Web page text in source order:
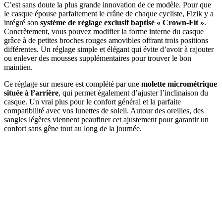
C’est sans doute la plus grande innovation de ce modèle. Pour que
le casque épouse parfaitement le crâne de chaque cycliste, Fizik y a
intégré son système de réglage exclusif baptisé « Crown-Fit ».
Concrètement, vous pouvez modifier la forme interne du casque
grâce à de petites broches rouges amovibles offrant trois positions
différentes. Un réglage simple et élégant qui évite d’avoir à rajouter
ou enlever des mousses supplémentaires pour trouver le bon
maintien.
Ce réglage sur mesure est complété par une molette micrométrique
située à l’arrière, qui permet également d’ajuster l’inclinaison du
casque. Un vrai plus pour le confort général et la parfaite
compatibilité avec vos lunettes de soleil. Autour des oreilles, des
sangles légères viennent peaufiner cet ajustement pour garantir un
confort sans gêne tout au long de la journée.